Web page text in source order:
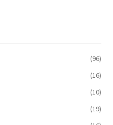
(96)
(16)
(10)
(19)